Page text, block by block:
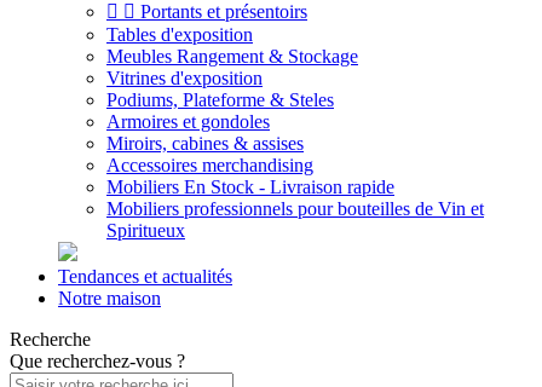
  Portants et présentoirs
Tables d'exposition
Meubles Rangement & Stockage
Vitrines d'exposition
Podiums, Plateforme & Steles
Armoires et gondoles
Miroirs, cabines & assises
Accessoires merchandising
Mobiliers En Stock - Livraison rapide
Mobiliers professionnels pour bouteilles de Vin et
Spiritueux
Tendances et actualités
Notre maison
Recherche
Que recherchez-vous ?